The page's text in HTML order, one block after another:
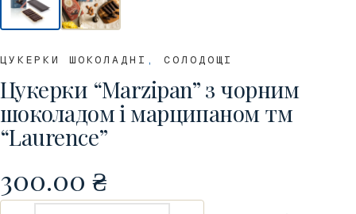
ЦУКЕРКИ ШОКОЛАДНІ ,СОЛОДОЩІ
Цукерки “Marzipan” з чорним
шоколадом і марципаном тм
“Laurence”
300.00 ₴